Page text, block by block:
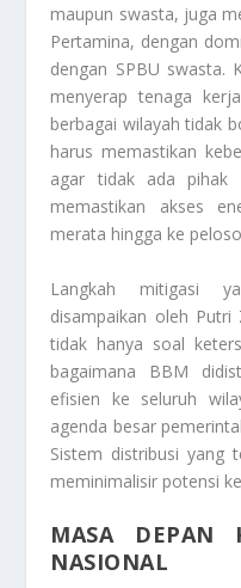
maupun swasta, juga
Pertamina, dengan
dengan SPBU swasta.
menyerap tenaga
berbagai wilayah tidak
harus memastikan
agar tidak ada pihak
memastikan akses
merata hingga ke
Langkah mitigasi
disampaikan oleh Putri
tidak hanya soal
bagaimana BBM
efisien ke seluruh
agenda besar
Sistem distribusi yang
meminimalisir potensi
MASA DEPAN
NASIONAL